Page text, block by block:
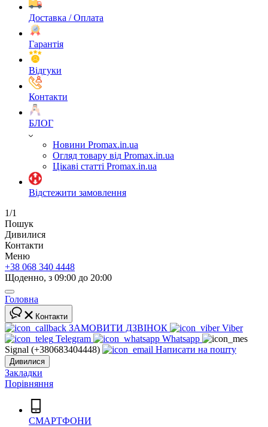
Доставка / Оплата
Гарантія
Відгуки
Контакти
БЛОГ
Новини Promax.in.ua
Огляд товару від Promax.in.ua
Цікаві статті Promax.in.ua
Відстежити замовлення
1/1
Пошук
Дивилися
Контакти
Меню
+38 068 340 4448
Щоденно, з 09:00 до 20:00
Головна
Контакти
ЗАМОВИТИ ДЗВІНОК
Viber
Telegram
Whatsapp
Signal (+380683404448)
Написати на пошту
Дивилися
Закладки
Порівняння
СМАРТФОНИ